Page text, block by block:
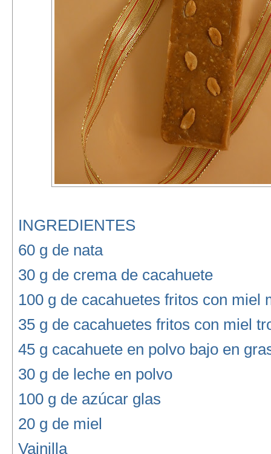
INGREDIENTES
60 g de nata
30 g de crema de cacahuete
100 g de cacahuetes fritos con miel
35 g de cacahuetes fritos con miel
45 g cacahuete en polvo bajo en
30 g de leche en polvo
100 g de azúcar glas
20 g de miel
Vainilla